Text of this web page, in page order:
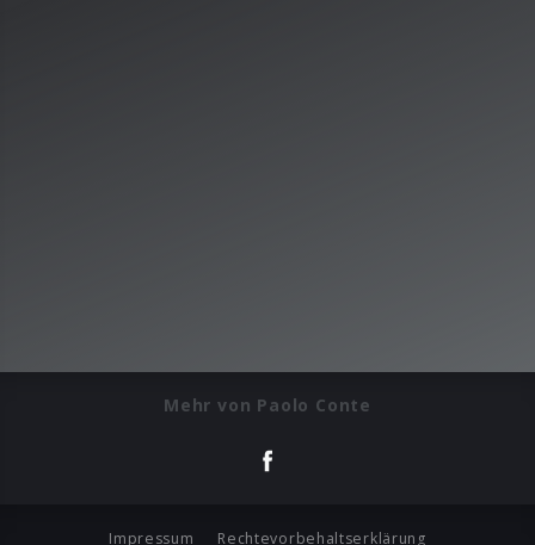
Mehr von Paolo Conte
Impressum Rechtevorbehaltserklärung